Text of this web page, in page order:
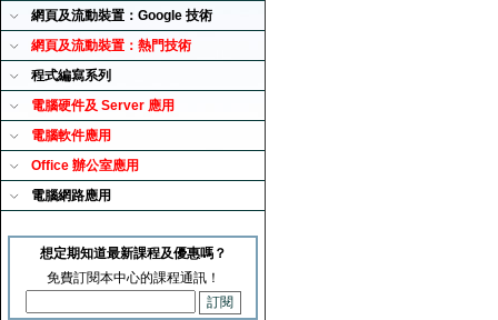
網頁及流動裝置：Google 技術
網頁及流動裝置：熱門技術
程式編寫系列
電腦硬件及 Server 應用
電腦軟件應用
Office 辦公室應用
電腦網路應用
想定期知道最新課程及優惠嗎？
免費訂閱本中心的課程通訊！